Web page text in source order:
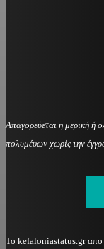
Απαγορεύεται η μερική ή
πολυμέσων χωρίς την
Το kefaloniastatus.gr